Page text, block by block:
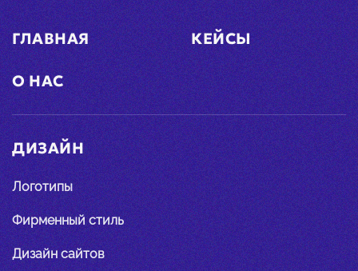
ГЛАВНАЯ КЕЙСЫ
О НАС
ДИЗАЙН
Логотипы
Фирменный стиль
Дизайн сайтов